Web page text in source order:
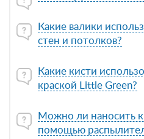
Какие валики
стен и потолков?
Какие кисти
краской Little Green?
Можно ли наносить
помощью